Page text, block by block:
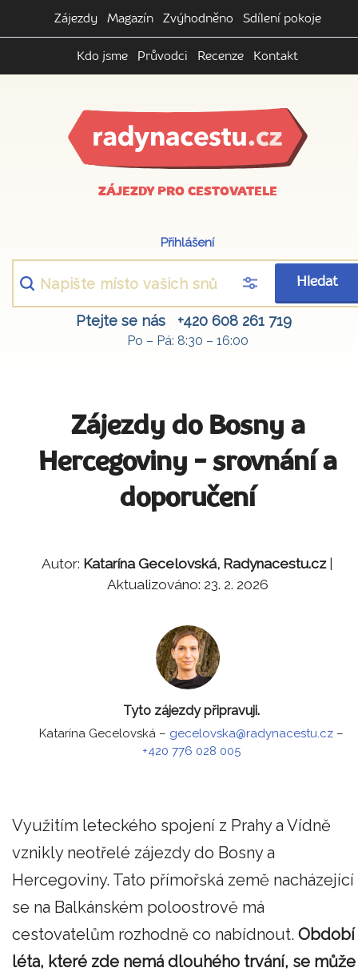
Zájezdy Magazín Zvýhodněno Sdílení pokoje
Kdo jsme Průvodci Recenze Kontakt
ZÁJEZDY PRO CESTOVATELE
Přihlášení
Hledat
Ptejte se nás +420 608 261 719
Po – Pá: 8:30 – 16:00
Zájezdy do Bosny a
Hercegoviny - srovnání a
doporučení
Autor: Katarína Gecelovská, Radynacestu.cz|
Aktualizováno: 23. 2. 2026
Tyto zájezdy připravuji.
Katarína Gecelovská – gecelovska@radynacestu.cz –
+420 776 028 005
Využitím leteckého spojení z Prahy a Vídně
vznikly neotřelé zájezdy do Bosny a
Hercegoviny. Tato přímořská země nacházející
se na Balkánském poloostrově má
cestovatelům rozhodně co nabídnout. Období
léta, které zde nemá dlouhého trvání, se může